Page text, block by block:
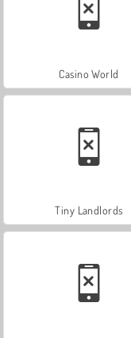
Casino World
Tiny Landlords